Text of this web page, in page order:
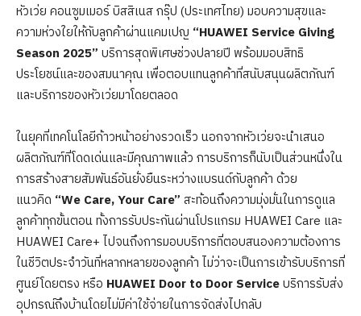
หัวเว่ย คอนซูมเมอร์ บิสสิเนส กรุ๊ป (ประเทศไทย) มอบความสุขและ
ความห่วงใยให้กับลูกค้าผ่านแคมเปญ “HUAWEI Service Giving
Season 2025” บริการสุดพิเศษช่วงปลายปี พร้อมมอบสิทธิ
ประโยชน์และของสมนาคุณ เพื่อตอบแทนลูกค้าที่สนับสนุนผลิตภัณฑ์
และบริการของหัวเว่ยมาโดยตลอด
ในยุคที่เทคโนโลยีก้าวหน้าอย่างรวดเร็ว นอกจากหัวเว่ยจะนำเสนอ
ผลิตภัณฑ์ที่โดดเด่นและมีคุณภาพแล้ว การบริการก็นับเป็นส่วนหนึ่งใน
การสร้างสายสัมพันธ์อันยั่งยืนระหว่างแบรนด์กับลูกค้า ด้วย
แนวคิด “We Care, Your Care” สะท้อนถึงความมุ่งมั่นในการดูแล
ลูกค้าทุกขั้นตอน ทั้งการรับประกันผ่านโปรแกรม HUAWEI Care และ
HUAWEI Care+ ไปจนถึงการมอบบริการที่ตอบสนองความต้องการ
ในชีวิตประจำวันที่หลากหลายของลูกค้า ไม่ว่าจะเป็นการเข้ารับบริการที่
ศูนย์โดยตรง หรือ HUAWEI Door to Door Serviceบริการรับส่ง
อุปกรณ์ถึงบ้านโดยไม่มีค่าใช้จ่ายในการจัดส่งไปกลับ